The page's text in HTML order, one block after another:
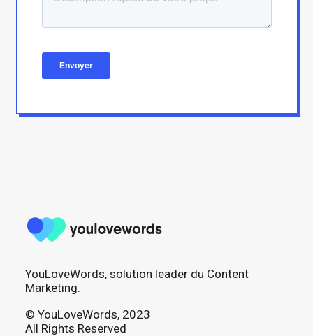
YouLoveWords, solution leader du Content
Marketing.
© YouLoveWords, 2023
All Rights Reserved